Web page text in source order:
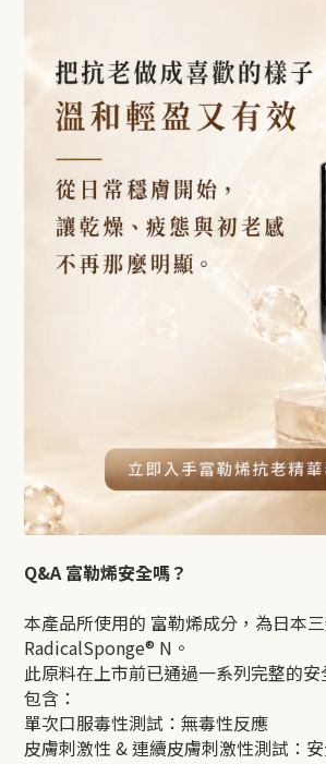
Q&A 富勒烯安全嗎？
本產品所使用的 富勒烯成分，為日本
RadicalSponge® N。
此原料在上市前已通過一系列完整的安
包含：
單次口服毒性測試：無毒性反應
皮膚刺激性 & 連續皮膚刺激性測試：